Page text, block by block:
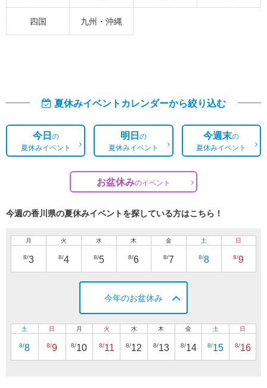
四国 九州・沖縄
夏休みイベントカレンダーから絞り込む
今日の
夏休みイベント
明日の
夏休みイベント
今週末の
夏休みイベント
お盆休みのイベント
今週の香川県の夏休みイベントを探している方はこちら！
月
8/3
火
8/4
水
8/5
木
8/6
金
8/7
土
8/8
日
8/9
今年のお盆休み
土
8/8
日
8/9
月
8/10
火
8/11
水
8/12
木
8/13
金
8/14
土
8/15
日
8/16